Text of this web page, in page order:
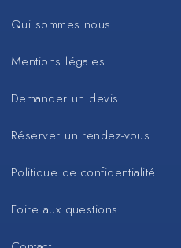
Qui sommes nous
Mentions légales
Demander un devis
Réserver un rendez-vous
Politique de confidentialité
Foire aux questions